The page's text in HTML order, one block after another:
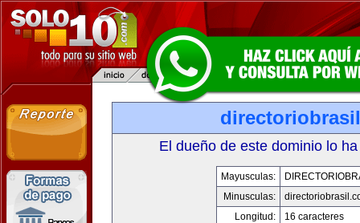
El dueño de este dominio lo
Mayusculas:
Minusculas:
Longitud:
16 caracteres